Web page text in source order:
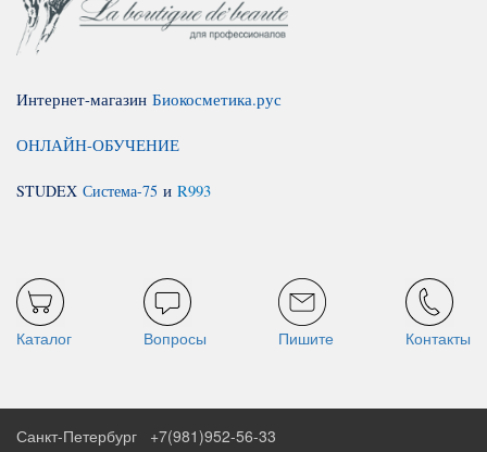
Интернет-магазин Биокосметика.рус
ОНЛАЙН-ОБУЧЕНИЕ
STUDEX Система-75 и R993
Каталог Вопросы Пишите Контакты
Санкт-Петербург +7(981)952-56-33